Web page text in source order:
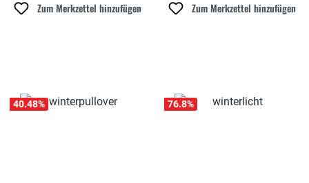
Zum Merkzettel hinzufügen Zum Merkzettel hinzufügen
40.48% 76.8%